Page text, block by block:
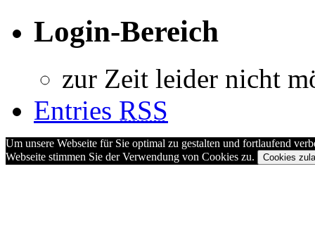
Login-Bereich
zur Zeit leider nicht
Entries RSS
Um unsere Webseite für Sie optimal zu gestalten und fortlaufend
Webseite stimmen Sie der Verwendung von Cookies zu.
Cookies